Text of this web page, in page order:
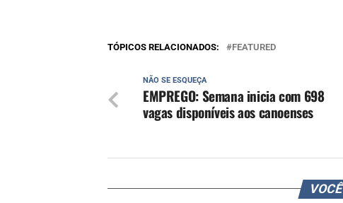
TÓPICOS RELACIONADOS: FEATURED
NÃO SE ESQUEÇA
EMPREGO: Semana inicia com 698
vagas disponíveis aos canoenses